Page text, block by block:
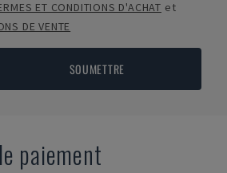
ET CONDITIONS D'ACHAT et
DE VENTE
SOUMETTRE
paiement